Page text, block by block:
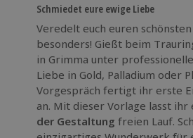
Schmiedet eure ewige Liebe
Veredelt euch euren
besonders! Gießt beim
in Grimma unter
Liebe in Gold, Palladium oder
Vorgespräch fertigt ihr erste
an. Mit dieser Vorlage lasst ihr
der Gestaltung freien Lauf.